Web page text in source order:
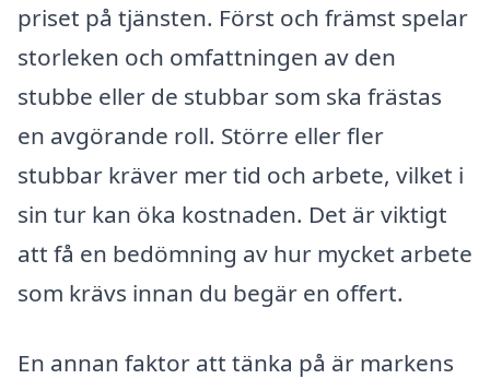
priset på tjänsten. Först och främst spelar
storleken och omfattningen av den
stubbe eller de stubbar som ska frästas
en avgörande roll. Större eller fler
stubbar kräver mer tid och arbete, vilket i
sin tur kan öka kostnaden. Det är viktigt
att få en bedömning av hur mycket arbete
som krävs innan du begär en offert.
En annan faktor att tänka på är markens